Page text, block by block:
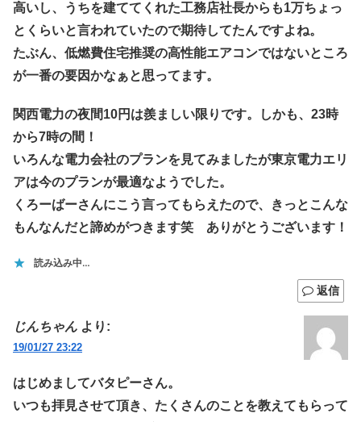
高いし、うちを建ててくれた工務店社長からも1万ちょっ
とくらいと言われていたので期待してたんですよね。
たぶん、低燃費住宅推奨の高性能エアコンではないところ
が一番の要因かなぁと思ってます。
関西電力の夜間10円は羨ましい限りです。しかも、23時
から7時の間！
いろんな電力会社のプランを見てみましたが東京電力エリ
アは今のプランが最適なようでした。
くろーばーさんにこう言ってもらえたので、きっとこんな
もんなんだと諦めがつきます笑 ありがとうございます！
読み込み中…
返信
じんちゃん より:
19/01/27 23:22
はじめましてバタピーさん。
いつも拝見させて頂き、たくさんのことを教えてもらって